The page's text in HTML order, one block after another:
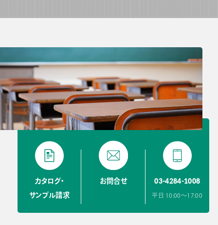
カタログ・
サンプル請求
お問合せ 03-4284-1008
平日 10:00〜17:00